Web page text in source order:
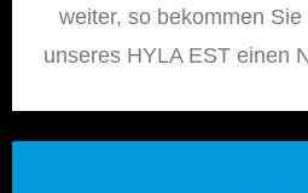
weiter, so bekommen
unseres HYLA EST einen